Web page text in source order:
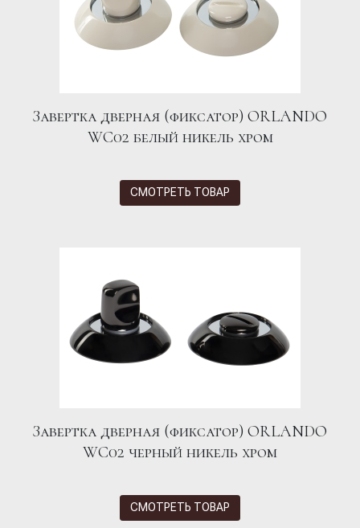
Завертка дверная (фиксатор) ORLANDO
WC02 белый никель хром
СМОТРЕТЬ ТОВАР
Завертка дверная (фиксатор) ORLANDO
WC02 черный никель хром
СМОТРЕТЬ ТОВАР